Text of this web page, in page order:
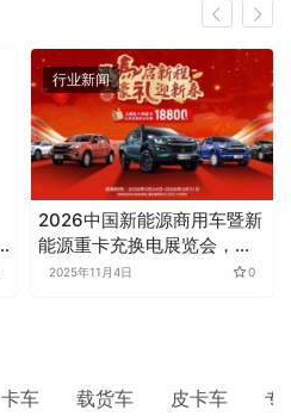
行业新闻
2026中国新能源商用车暨新
能源重卡充换电展览会，引
领绿色运输革命
2025年11月4日 0
卡车 载货车 皮卡车 专